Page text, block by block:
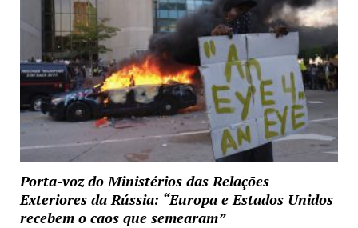
Porta-voz do Ministérios das Relações
Exteriores da Rússia: “Europa e Estados Unidos
recebem o caos que semearam”